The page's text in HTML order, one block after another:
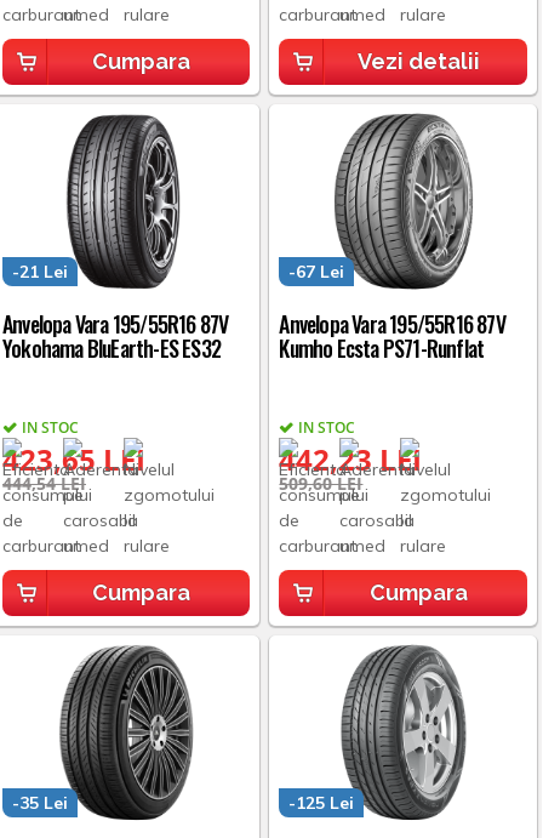
Cumpara Vezi detalii
Anvelopa Vara 195/55R16 87V
Yokohama BluEarth-ES ES32
IN STOC
423,65 LEI
-21 Lei
444,54 LEI
Cumpara
Anvelopa Vara 195/55R16 87V
Kumho Ecsta PS71-Runflat
IN STOC
442,23 LEI
-67 Lei
509,60 LEI
Cumpara
-35 Lei -125 Lei